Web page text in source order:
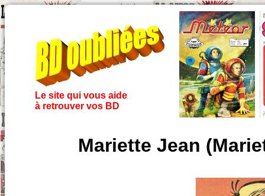
Le site qui vous aide
à retrouver vos BD
Mariette Jean